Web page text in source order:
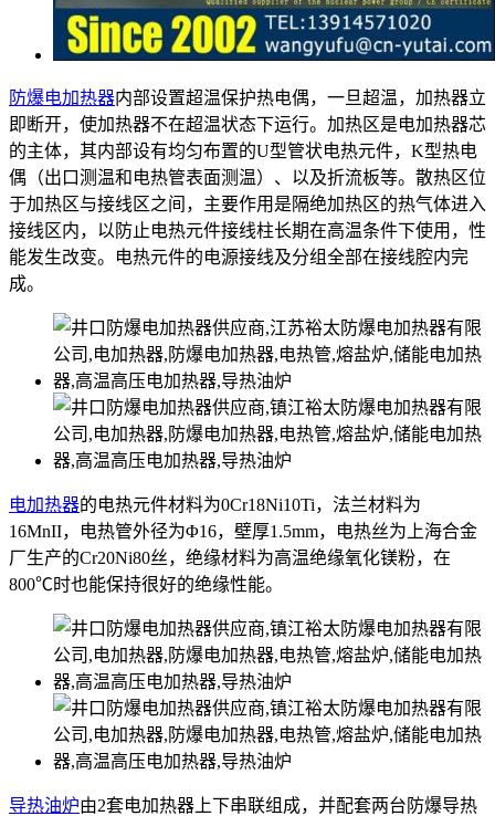
防爆电加热器内部设置超温保护热电偶，一旦超温，加热器立
即断开，使加热器不在超温状态下运行。加热区是电加热器芯
的主体，其内部设有均匀布置的U型管状电热元件，K型热电
偶（出口测温和电热管表面测温）、以及折流板等。散热区位
于加热区与接线区之间，主要作用是隔绝加热区的热气体进入
接线区内，以防止电热元件接线柱长期在高温条件下使用，性
能发生改变。电热元件的电源接线及分组全部在接线腔内完
成。
电加热器的电热元件材料为0Cr18Ni10Ti，法兰材料为
16MnII，电热管外径为Φ16，壁厚1.5mm，电热丝为上海合金
厂生产的Cr20Ni80丝，绝缘材料为高温绝缘氧化镁粉，在
800℃时也能保持很好的绝缘性能。
导热油炉由2套电加热器上下串联组成，并配套两台防爆导热